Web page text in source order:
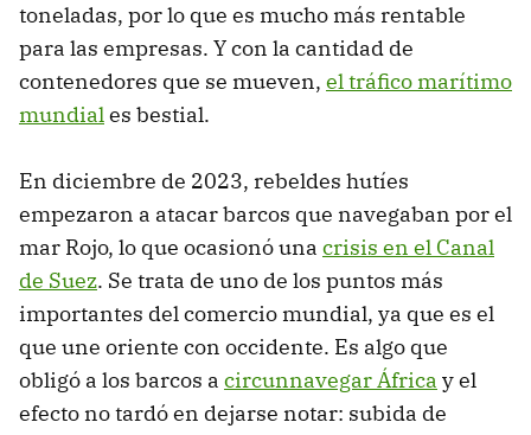
toneladas, por lo que es mucho más rentable
para las empresas. Y con la cantidad de
contenedores que se mueven, el tráfico marítimo
mundiales bestial.
En diciembre de 2023, rebeldes hutíes
empezaron a atacar barcos que navegaban por el
mar Rojo, lo que ocasionó una crisis en el Canal
de Suez. Se trata de uno de los puntos más
importantes del comercio mundial, ya que es el
que une oriente con occidente. Es algo que
obligó a los barcos a circunnavegar África y el
efecto no tardó en dejarse notar: subida de